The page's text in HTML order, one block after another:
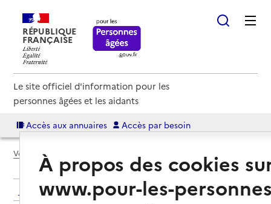
RÉPUBLIQUE
FRANÇAISE
Le site officiel d'information pour les
personnes âgées et les aidants
Accès aux annuaires Accès par besoin
Voir le fil d’Ariane
Retour aux résultats de l'annuaire
À propos des cookies
www.pour-les-